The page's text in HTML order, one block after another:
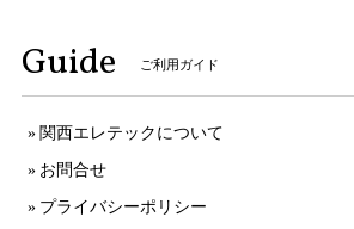
Guide ご利用ガイド
関西エレテックについて
お問合せ
プライバシーポリシー